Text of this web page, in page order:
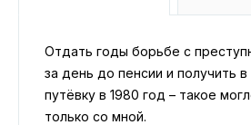
Отдать годы борьбе с
за день до пенсии и получить в
путёвку в 1980 год – такое
только со мной.